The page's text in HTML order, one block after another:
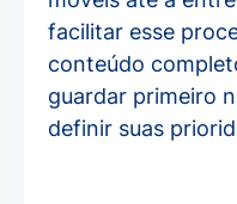
facilitar esse
conteúdo
guardar primeiro
definir suas